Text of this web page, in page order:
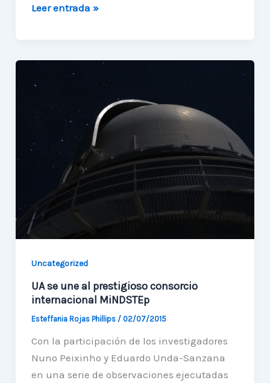
Ya
3ª
Invierno
Leer entrada »
Uncategorized
UA se une al prestigioso consorcio
internacional MiNDSTEp
Esteffania Rojas Phillips / 02/07/2015
Con la participación de los investigadores
Nuno Peixinho y Eduardo Unda-Sanzana
en una serie de observaciones ejecutadas